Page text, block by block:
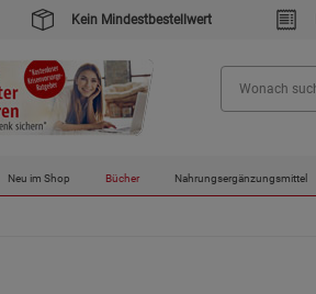
Kein Mindestbestellwert
Neu im Shop Bücher Nahrungsergänzungsmittel